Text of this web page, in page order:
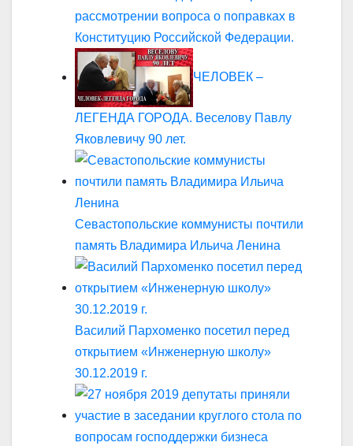
рассмотрении вопроса о поправках в
Конституцию Российской Федерации.
ЧЕЛОВЕК –
ЛЕГЕНДА ГОРОДА. Веселову Павлу
Яковлевичу 90 лет.
Севастопольские коммунисты почтили
память Владимира Ильича Ленина
Василий Пархоменко посетил перед
открытием «Инженерную школу»
30.12.2019 г.